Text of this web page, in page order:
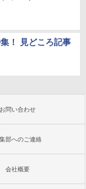
！ 見どころ記事
お問い合わせ
部へのご連絡
会社概要